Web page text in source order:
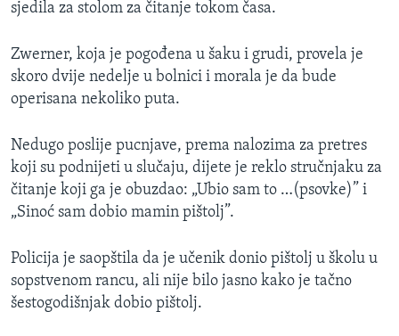
sjedila za stolom za čitanje tokom časa.
Zwerner, koja je pogođena u šaku i grudi, provela je
skoro dvije nedelje u bolnici i morala je da bude
operisana nekoliko puta.
Nedugo poslije pucnjave, prema nalozima za pretres
koji su podnijeti u slučaju, dijete je reklo stručnjaku za
čitanje koji ga je obuzdao: „Ubio sam to …(psovke)” i
„Sinoć sam dobio mamin pištolj”.
Policija je saopštila da je učenik donio pištolj u školu u
sopstvenom rancu, ali nije bilo jasno kako je tačno
šestogodišnjak dobio pištolj.